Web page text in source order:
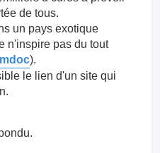
de tous.
un pays exotique
n'inspire pas du tout
).
le lien d'un site qui